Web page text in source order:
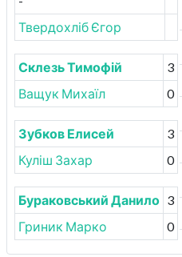
Твердохліб Єгор
Склезь Тимофій
3
Ващук Михаїл
0
Зубков Елисей
3
Куліш Захар
0
Бураковський Данило 3
Гриник Марко
0